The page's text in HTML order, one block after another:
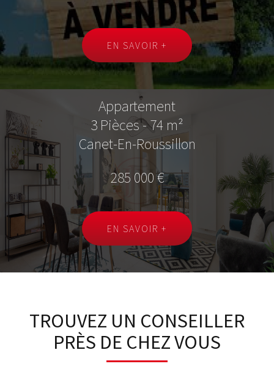
EN SAVOIR +
Appartement
3 Pièces - 74 m²
Canet-En-Roussillon
285 000 €
EN SAVOIR +
TROUVEZ UN CONSEILLER
PRÈS DE CHEZ VOUS